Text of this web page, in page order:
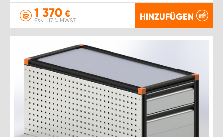
1 370 €
EXKL. 17 % MWST. HINZUFÜGEN